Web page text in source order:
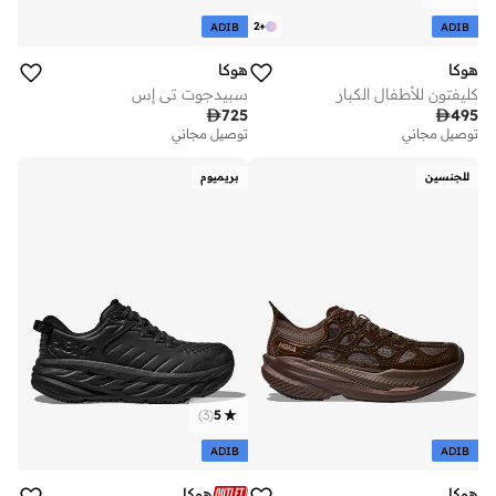
+
2 ADIB
هوكا
كليفتون للأطفال الكبار
495
توصيل مجاني
ADIB
هوكا
سبيدجوت تي إس
725
توصيل مجاني
للجنسين
ADIB
بريميوم
5
(
3
)
ADIB